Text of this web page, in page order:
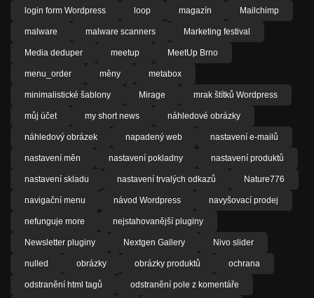
login form Wordpress loop magazín Mailchimp
malware malware scanners Marketing festival
Media deduper meetup MeetUp Brno
menu_order měny metabox
minimalistické šablony Mirage mrak štítků Wordpress
můj účet my short news náhledové obrázky
náhledový obrázek napadený web nastavení e-mailů
nastavení měn nastavení pokladny nastavení produktů
nastavení skladu nastavení trvalých odkazů Nature776
navigační menu návod Wordpress navyšovací prodej
nefunguje more nejstahovanější pluginy
Newsletter pluginy Nextgen Gallery Nivo slider
nulled obrázky obrázky produktů ochrana
odstranění html tagů odstranění pole z komentáře